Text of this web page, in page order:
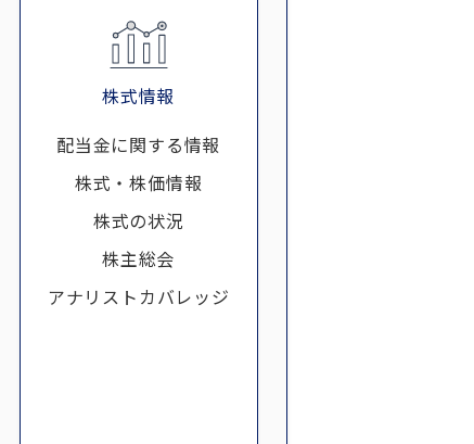
株式情報
配当金に関する情報
株式・株価情報
株式の状況
株主総会
アナリストカバレッジ